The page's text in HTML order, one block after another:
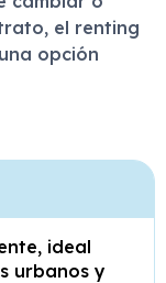
el renting
opción
ideal
urbanos y